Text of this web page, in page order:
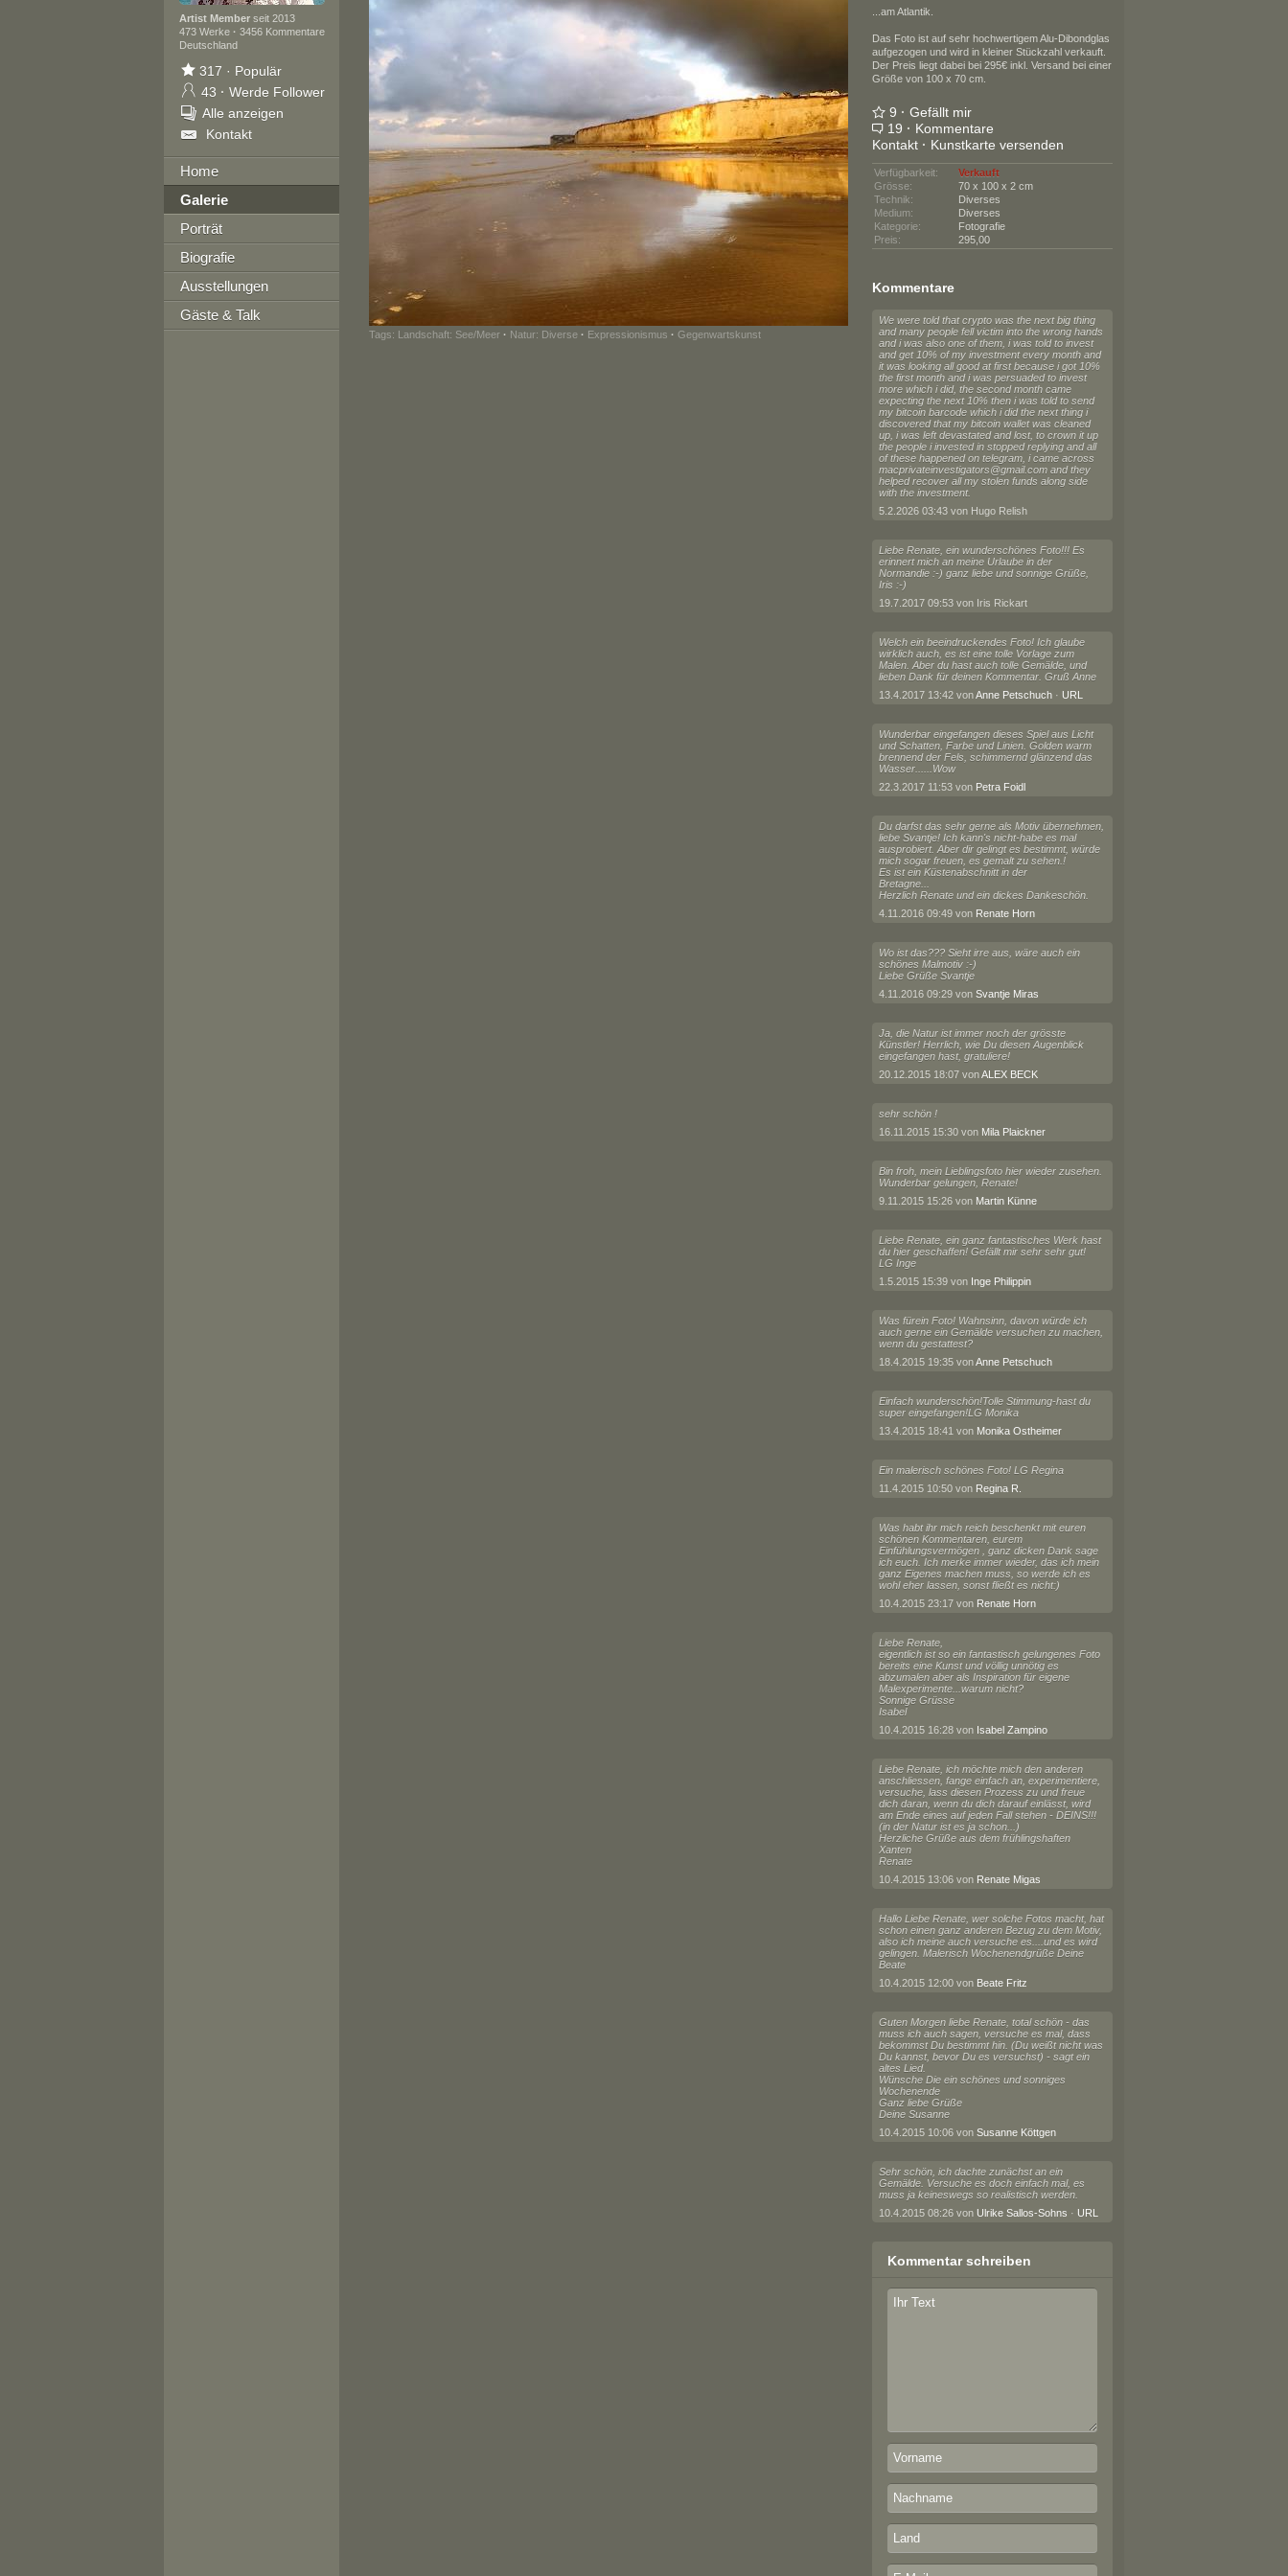
Artist Memberseit 2013
473 Werke · 3456 Kommentare
Deutschland
317 · Populär
43 · Werde Follower
Alle anzeigen
Kontakt
Home
Galerie
Porträt
Biografie
Ausstellungen
Gäste & Talk
Tags: Landschaft: See/Meer · Natur: Diverse · Expressionismus · Gegenwartskunst
...am Atlantik.
Das Foto ist auf sehr hochwertigem Alu-Dibondglas
aufgezogen und wird in kleiner Stückzahl verkauft.
Der Preis liegt dabei bei 295€ inkl. Versand bei einer
Größe von 100 x 70 cm.
9 · Gefällt mir
19 · Kommentare
Kontakt · Kunstkarte versenden
Verfügbarkeit:
Verkauft
Grösse:
70 x 100 x 2 cm
Technik:
Diverses
Medium:
Diverses
Kategorie:
Fotografie
Preis:
295,00
Kommentare
We were told that crypto was the next big thing
and many people fell victim into the wrong hands
and i was also one of them, i was told to invest
and get 10% of my investment every month and
it was looking all good at first because i got 10%
the first month and i was persuaded to invest
more which i did, the second month came
expecting the next 10% then i was told to send
my bitcoin barcode which i did the next thing i
discovered that my bitcoin wallet was cleaned
up, i was left devastated and lost, to crown it up
the people i invested in stopped replying and all
of these happened on telegram, i came across
macprivateinvestigators@gmail.com and they
helped recover all my stolen funds along side
with the investment.
5.2.2026 03:43 von Hugo Relish
Liebe Renate, ein wunderschönes Foto!!! Es
erinnert mich an meine Urlaube in der
Normandie :-) ganz liebe und sonnige Grüße,
Iris :-)
19.7.2017 09:53 von Iris Rickart
Welch ein beeindruckendes Foto! Ich glaube
wirklich auch, es ist eine tolle Vorlage zum
Malen. Aber du hast auch tolle Gemälde, und
lieben Dank für deinen Kommentar. Gruß Anne
13.4.2017 13:42 vonAnne Petschuch· URL
Wunderbar eingefangen dieses Spiel aus Licht
und Schatten, Farbe und Linien. Golden warm
brennend der Fels, schimmernd glänzend das
Wasser......Wow
22.3.2017 11:53 von Petra Foidl
Du darfst das sehr gerne als Motiv übernehmen,
liebe Svantje! Ich kann's nicht-habe es mal
ausprobiert. Aber dir gelingt es bestimmt, würde
mich sogar freuen, es gemalt zu sehen.!
Es ist ein Küstenabschnitt in der
Bretagne...
Herzlich Renate und ein dickes Dankeschön.
4.11.2016 09:49 von Renate Horn
Wo ist das??? Sieht irre aus, wäre auch ein
schönes Malmotiv :-)
Liebe Grüße Svantje
4.11.2016 09:29 von Svantje Miras
Ja, die Natur ist immer noch der grösste
Künstler! Herrlich, wie Du diesen Augenblick
eingefangen hast, gratuliere!
20.12.2015 18:07 vonALEX BECK
sehr schön !
16.11.2015 15:30 von Mila Plaickner
Bin froh, mein Lieblingsfoto hier wieder zusehen.
Wunderbar gelungen, Renate!
9.11.2015 15:26 von Martin Künne
Liebe Renate, ein ganz fantastisches Werk hast
du hier geschaffen! Gefällt mir sehr sehr gut!
LG Inge
1.5.2015 15:39 von Inge Philippin
Was fürein Foto! Wahnsinn, davon würde ich
auch gerne ein Gemälde versuchen zu machen,
wenn du gestattest?
18.4.2015 19:35 vonAnne Petschuch
Einfach wunderschön!Tolle Stimmung-hast du
super eingefangen!LG Monika
13.4.2015 18:41 von Monika Ostheimer
Ein malerisch schönes Foto! LG Regina
11.4.2015 10:50 von Regina R.
Was habt ihr mich reich beschenkt mit euren
schönen Kommentaren, eurem
Einfühlungsvermögen , ganz dicken Dank sage
ich euch. Ich merke immer wieder, das ich mein
ganz Eigenes machen muss, so werde ich es
wohl eher lassen, sonst fließt es nicht:)
10.4.2015 23:17 von Renate Horn
Liebe Renate,
eigentlich ist so ein fantastisch gelungenes Foto
bereits eine Kunst und völlig unnötig es
abzumalen aber als Inspiration für eigene
Malexperimente...warum nicht?
Sonnige Grüsse
Isabel
10.4.2015 16:28 von Isabel Zampino
Liebe Renate, ich möchte mich den anderen
anschliessen, fange einfach an, experimentiere,
versuche, lass diesen Prozess zu und freue
dich daran, wenn du dich darauf einlässt, wird
am Ende eines auf jeden Fall stehen - DEINS!!!
(in der Natur ist es ja schon...)
Herzliche Grüße aus dem frühlingshaften
Xanten
Renate
10.4.2015 13:06 von Renate Migas
Hallo Liebe Renate, wer solche Fotos macht, hat
schon einen ganz anderen Bezug zu dem Motiv,
also ich meine auch versuche es....und es wird
gelingen. Malerisch Wochenendgrüße Deine
Beate
10.4.2015 12:00 von Beate Fritz
Guten Morgen liebe Renate, total schön - das
muss ich auch sagen, versuche es mal, dass
bekommst Du bestimmt hin. (Du weißt nicht was
Du kannst, bevor Du es versuchst) - sagt ein
altes Lied.
Wünsche Die ein schönes und sonniges
Wochenende
Ganz liebe Grüße
Deine Susanne
10.4.2015 10:06 von Susanne Köttgen
Sehr schön, ich dachte zunächst an ein
Gemälde. Versuche es doch einfach mal, es
muss ja keineswegs so realistisch werden.
10.4.2015 08:26 von Ulrike Sallos-Sohns · URL
Kommentar schreiben